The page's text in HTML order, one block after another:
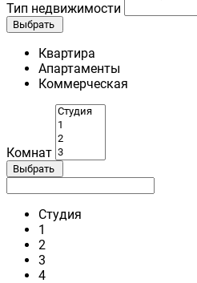
Тип недвижимости
Выбрать
Квартира
Апартаменты
Коммерческая
Комнат
Выбрать
Студия
1
2
3
4